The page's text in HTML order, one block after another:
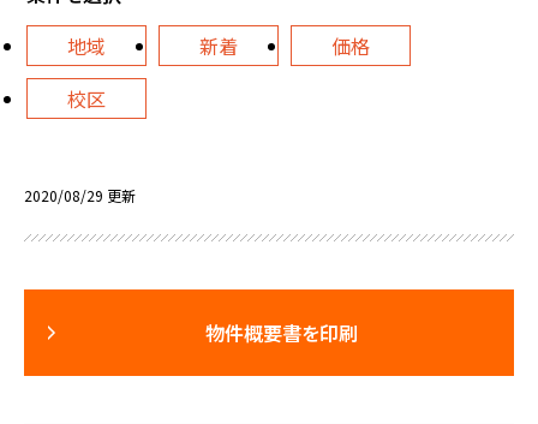
地域
新着
価格
校区
2020/08/29 更新
物件概要書を印刷